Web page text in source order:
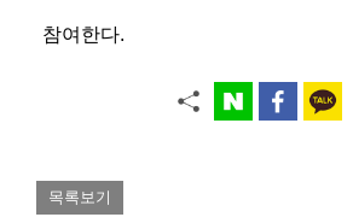
참여한다.
목록보기